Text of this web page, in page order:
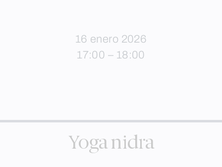
16 enero 2026
17:00 – 18:00
Yoga nidra